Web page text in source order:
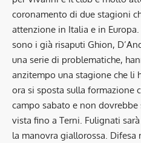
coronamento di due stagioni
attenzione in Italia e in
sono i già risaputi Ghion,
una serie di problematiche,
anzitempo una stagione che li
ora si sposta sulla formazione
campo sabato e non dovrebbe
vista fino a Terni. Fulignati
la manovra giallorossa. Difesa